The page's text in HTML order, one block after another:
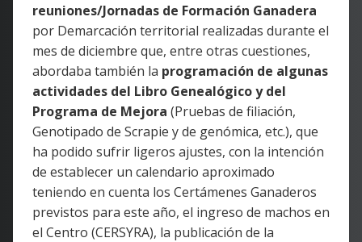
reuniones/Jornadas de Formación Ganadera
por Demarcación territorial realizadas durante el
mes de diciembre que, entre otras cuestiones,
abordaba también la programación de algunas
actividades del Libro Genealógico y del
Programa de Mejora (Pruebas de filiación,
Genotipado de Scrapie y de genómica, etc.), que
ha podido sufrir ligeros ajustes, con la intención
de establecer un calendario aproximado
teniendo en cuenta los Certámenes Ganaderos
previstos para este año, el ingreso de machos en
el Centro (CERSYRA), la publicación de la